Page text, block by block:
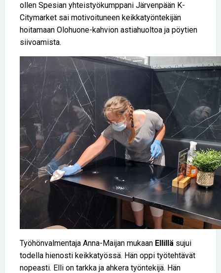
ollen Spesian yhteistyökumppani Järvenpään K-
Citymarket sai motivoituneen keikkatyöntekijän
hoitamaan Olohuone-kahvion astiahuoltoa ja pöytien
siivoamista.
Työhönvalmentaja Anna-Maijan mukaan Ellillä sujui
todella hienosti keikkatyössä. Hän oppi työtehtävät
nopeasti. Elli on tarkka ja ahkera työntekijä. Hän